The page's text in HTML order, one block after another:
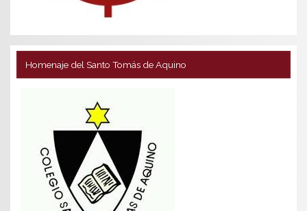
Homenaje del Santo Tomás de Aquino